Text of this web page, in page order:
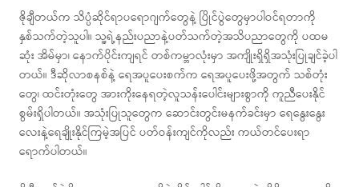
ဇိုချီတယ်က သိပ္ပံဆိုင်ရာပရောဂျက်တွေနဲ့ ပြိုင်ပွဲတွေမှာပါဝင်ရတာကို
နှစ်သက်တဲ့သူပါ။ သူ့ရဲ့နည်းပညာနဲ့ပတ်သက်တဲ့အသိပညာတွေကို ပထမ
ဆုံး အိမ်မှာ၊ နောက်ပိုင်းကျရင် တစ်ကမ္ဘာလုံးမှာ အကျိုးရှိရှိအသုံးပြုချင်ခဲ့ပါ
တယ်။ ဒီဆိုလာစနစ်နဲ့ ရေအပူပေးစက်က ရေအပူပေးဖို့အတွက် သစ်တုံး
တွေ၊ ထင်းတုံးတွေ အားကိုးနေရတဲ့လူသန်းပေါင်းများစွာကို ကူညီပေးနိုင်
စွမ်းရှိပါတယ်။ အသုံးပြုသူတွေက ဆောင်းတွင်းမနက်ခင်းမှာ ရေနွေးနွေး
လေးနဲ့ရေချိုးနိုင်ကြမဲ့အပြင် ပတ်ဝန်းကျင်ကိုလည်း ကယ်တင်ပေးရာ
ရောက်ပါတယ်။